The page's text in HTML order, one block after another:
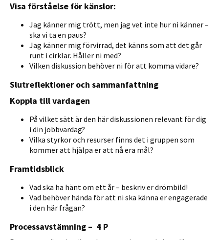
Visa förståelse för känslor:
Jag känner mig trött, men jag vet inte hur ni känner –
ska vi ta en paus?
Jag känner mig förvirrad, det känns som att det går
runt i cirklar. Håller ni med?
Vilken diskussion behöver ni för att komma vidare?
Slutreflektioner och sammanfattning
Koppla till vardagen
På vilket sätt är den här diskussionen relevant för dig
i din jobbvardag?
Vilka styrkor och resurser finns det i gruppen som
kommer att hjälpa er att nå era mål?
Framtidsblick
Vad ska ha hänt om ett år – beskriv er drömbild!
Vad behöver hända för att ni ska känna er engagerade
i den här frågan?
Processavstämning – 4 P